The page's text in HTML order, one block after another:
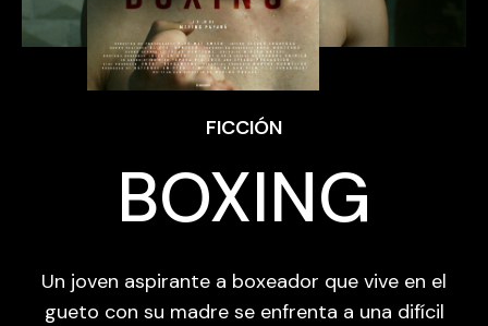
FICCIÓN
BOXING
Un joven aspirante a boxeador que vive en el
gueto con su madre se enfrenta a una difícil